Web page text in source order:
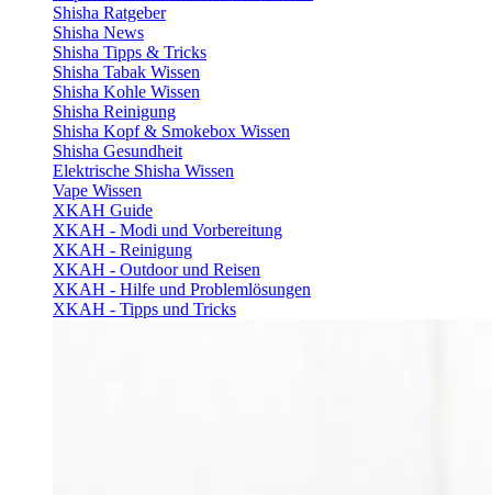
Shisha Ratgeber
Shisha News
Shisha Tipps & Tricks
Shisha Tabak Wissen
Shisha Kohle Wissen
Shisha Reinigung
Shisha Kopf & Smokebox Wissen
Shisha Gesundheit
Elektrische Shisha Wissen
Vape Wissen
XKAH Guide
XKAH - Modi und Vorbereitung
XKAH - Reinigung
XKAH - Outdoor und Reisen
XKAH - Hilfe und Problemlösungen
XKAH - Tipps und Tricks